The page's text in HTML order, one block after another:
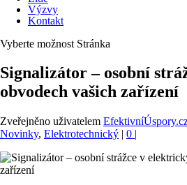
Výzvy
Kontakt
Vyberte možnost Stránka
Signalizátor – osobní
obvodech vašich zařízení
Zveřejněno uživatelem
Novinky, Elektrotechnický | 0 |